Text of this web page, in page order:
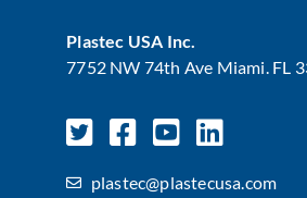
Plastec USA Inc.
7752 NW 74th Ave Miami. FL
plastec@plastecusa.com